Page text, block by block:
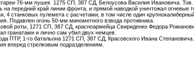
76-мм пушек 1275 СП, 387 СД, Белоусова Василия Ивановича.
передний край линии фронта, и прямой наводкой уничтожал огневые
4 станковых пулемета с расчетами, в том числе один
Подавлен огонь 50-мм минометного взвода противника.
роты, 1271 СП, 387 СД, красноармейца Свириденко Федора
гранатами и лично сам убил двух немцев.
ПТР, 1-го батальона 1271 СП, 387 СД, Красовского Ивана
вперед стрелковым подразделениям.